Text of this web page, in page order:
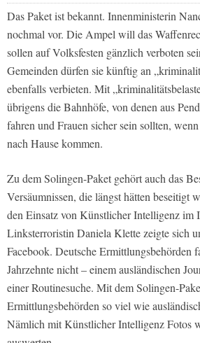
Das Paket ist bekannt. Innenministerin
nochmal vor. Die Ampel will das
sollen auf Volksfesten gänzlich verboten
Gemeinden dürfen sie künftig an
ebenfalls verbieten. Mit
übrigens die Bahnhöfe, von denen aus
fahren und Frauen sicher sein sollten,
nach Hause kommen.
Zu dem Solingen-Paket gehört auch das
Versäumnissen, die längst hätten beseitigt
den Einsatz von Künstlicher Intelligenz im
Linksterroristin Daniela Klette zeigte sich
Facebook. Deutsche Ermittlungsbehörden
Jahrzehnte nicht – einem ausländischen
einer Routinesuche. Mit dem Solingen-
Ermittlungsbehörden so viel wie
Nämlich mit Künstlicher Intelligenz Fotos